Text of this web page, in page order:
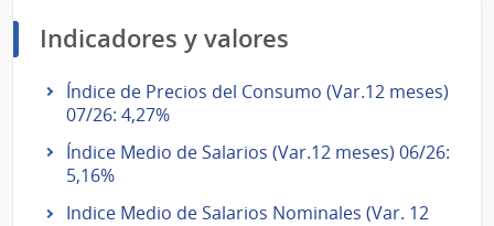
Indicadores y valores
Índice de Precios del Consumo (Var.12 meses)
07/26: 4,27%
Índice Medio de Salarios (Var.12 meses) 06/26:
5,16%
Indice Medio de Salarios Nominales (Var. 12